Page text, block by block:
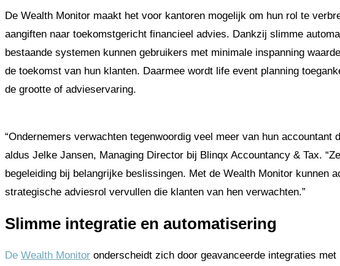
De Wealth Monitor maakt het voor kantoren mogelijk om hun rol te
aangiften naar toekomstgericht financieel advies. Dankzij slimme
bestaande systemen kunnen gebruikers met minimale inspanning
de toekomst van hun klanten. Daarmee wordt life event planning
de grootte of advieservaring.
“Ondernemers verwachten tegenwoordig veel meer van hun accountant
aldus Jelke Jansen, Managing Director bij Blinqx Accountancy & Tax.
begeleiding bij belangrijke beslissingen. Met de Wealth Monitor kunnen
strategische adviesrol vervullen die klanten van hen verwachten.”
Slimme integratie en automatisering
De Wealth Monitor onderscheidt zich door geavanceerde integraties